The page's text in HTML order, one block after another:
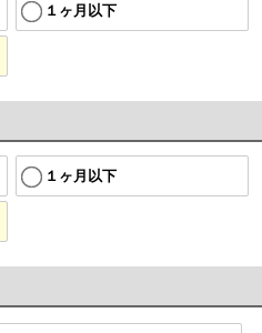
１ヶ月以下
１ヶ月以下